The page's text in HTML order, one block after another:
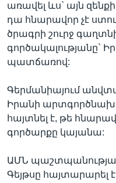
առավել ևս` այն
դա հնարավոր չէ
ծրագրի շուրջ
գործակալությանը`
պատճառով:
Գերմանիայում
Իրանի
հայտնել է, թե
գործարքը կայանա:
ԱՄՆ
Գեյթսը հայտարարել